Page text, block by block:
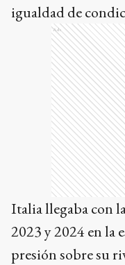
igualdad de
Ads
Italia llegaba con
2023 y 2024 en la
presión sobre su